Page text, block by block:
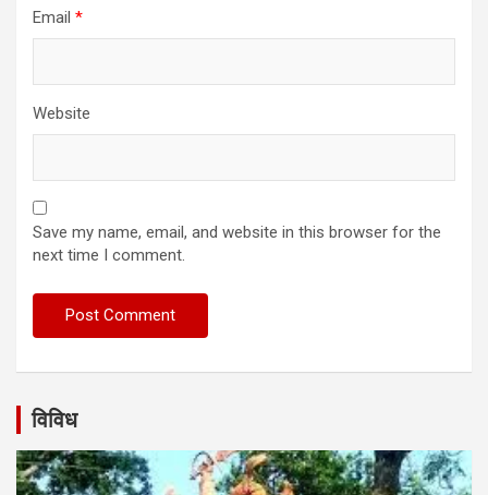
Email *
Website
Save my name, email, and website in this browser for the
next time I comment.
विविध